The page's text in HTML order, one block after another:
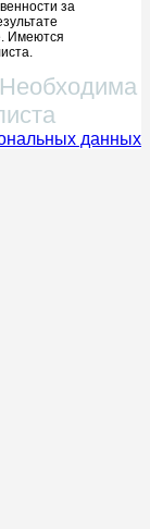
за
Имеются
данных